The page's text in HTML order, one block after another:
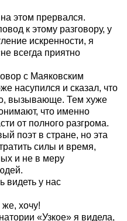
этом прервался.
к этому разговору, у
искренности, я
всегда приятно
с Маяковским
насупился и сказал, что
вызывающе. Тем хуже
что именно
от полного разгрома.
поэт в стране, но эта
силы и время,
и не в меру
видеть у нас
хочу!
«Узкое» я видела,